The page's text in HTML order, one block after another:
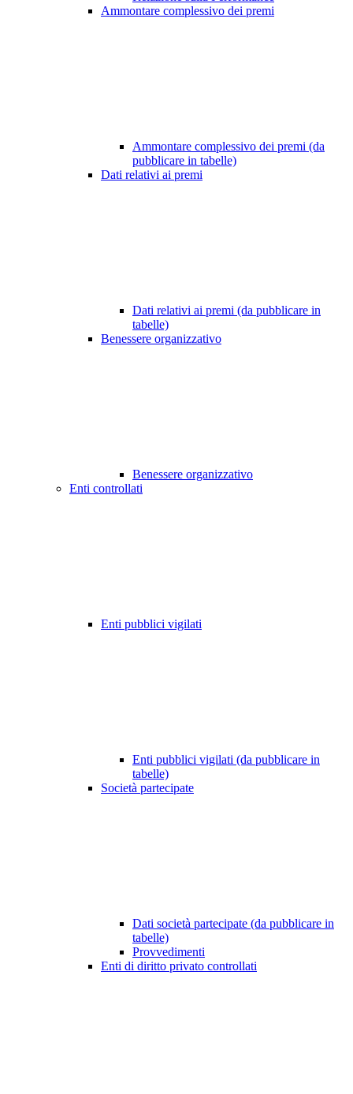
Ammontare complessivo dei premi
Ammontare complessivo dei premi (da
pubblicare in tabelle)
Dati relativi ai premi
Dati relativi ai premi (da pubblicare in
tabelle)
Benessere organizzativo
Benessere organizzativo
Enti controllati
Enti pubblici vigilati
Enti pubblici vigilati (da pubblicare in
tabelle)
Società partecipate
Dati società partecipate (da pubblicare in
tabelle)
Provvedimenti
Enti di diritto privato controllati